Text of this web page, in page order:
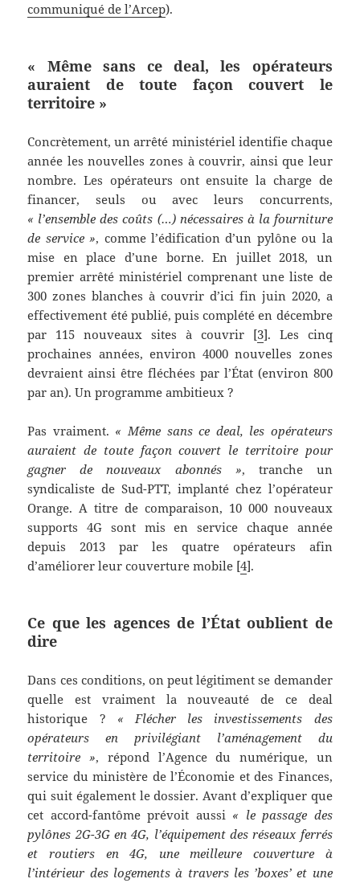
communiqué de l’Arcep).
« Même sans ce deal, les opérateurs
auraient de toute façon couvert le
territoire »
Concrètement, un arrêté ministériel identifie chaque
année les nouvelles zones à couvrir, ainsi que leur
nombre. Les opérateurs ont ensuite la charge de
financer, seuls ou avec leurs concurrents,
« l’ensemble des coûts (…) nécessaires à la fourniture
de service », comme l’édification d’un pylône ou la
mise en place d’une borne. En juillet 2018, un
premier arrêté ministériel comprenant une liste de
300 zones blanches à couvrir d’ici fin juin 2020, a
effectivement été publié, puis complété en décembre
par 115 nouveaux sites à couvrir [3]. Les cinq
prochaines années, environ 4000 nouvelles zones
devraient ainsi être fléchées par l’État (environ 800
par an). Un programme ambitieux ?
Pas vraiment. « Même sans ce deal, les opérateurs
auraient de toute façon couvert le territoire pour
gagner de nouveaux abonnés », tranche un
syndicaliste de Sud-PTT, implanté chez l’opérateur
Orange. A titre de comparaison, 10 000 nouveaux
supports 4G sont mis en service chaque année
depuis 2013 par les quatre opérateurs afin
d’améliorer leur couverture mobile [4].
Ce que les agences de l’État oublient de
dire
Dans ces conditions, on peut légitiment se demander
quelle est vraiment la nouveauté de ce deal
historique ? « Flécher les investissements des
opérateurs en privilégiant l’aménagement du
territoire », répond l’Agence du numérique, un
service du ministère de l’Économie et des Finances,
qui suit également le dossier. Avant d’expliquer que
cet accord-fantôme prévoit aussi « le passage des
pylônes 2G-3G en 4G, l’équipement des réseaux ferrés
et routiers en 4G, une meilleure couverture à
l’intérieur des logements à travers les ’boxes’ et une